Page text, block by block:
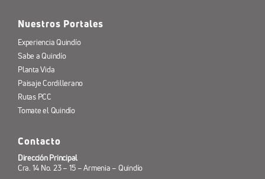
Nuestros Portales
Experiencia Quindío
Sabe a Quindío
Planta Vida
Paisaje Cordillerano
Rutas PCC
Tomate el Quindío
Contacto
Dirección Principal
Cra. 14 No. 23 – 15 – Armenia – Quindío